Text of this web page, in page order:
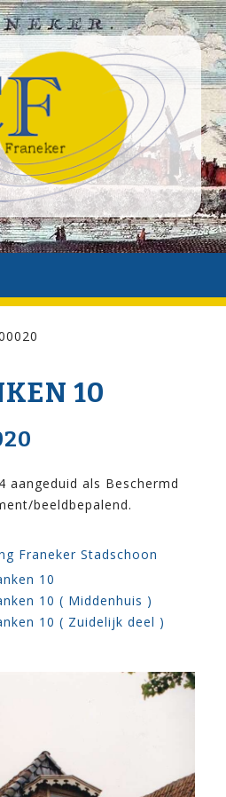
10
aangeduid als Beschermd
beeldbepalend.
Franeker Stadschoon
10
10 ( Middenhuis )
10 ( Zuidelijk deel )